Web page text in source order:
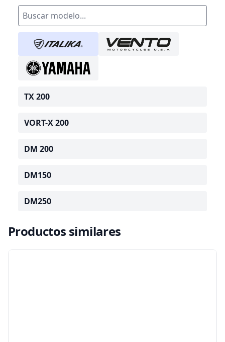
TX 200
VORT-X 200
DM 200
DM150
DM250
Productos similares